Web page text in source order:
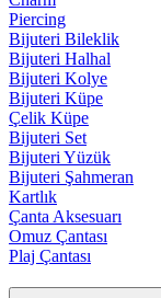
Piercing
Bijuteri Bileklik
Bijuteri Halhal
Bijuteri Kolye
Bijuteri Küpe
Çelik Küpe
Bijuteri Set
Bijuteri Yüzük
Bijuteri Şahmeran
Kartlık
Çanta Aksesuarı
Omuz Çantası
Plaj Çantası